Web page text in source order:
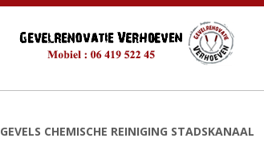
GEVELS CHEMISCHE REINIGING STADSKANAAL